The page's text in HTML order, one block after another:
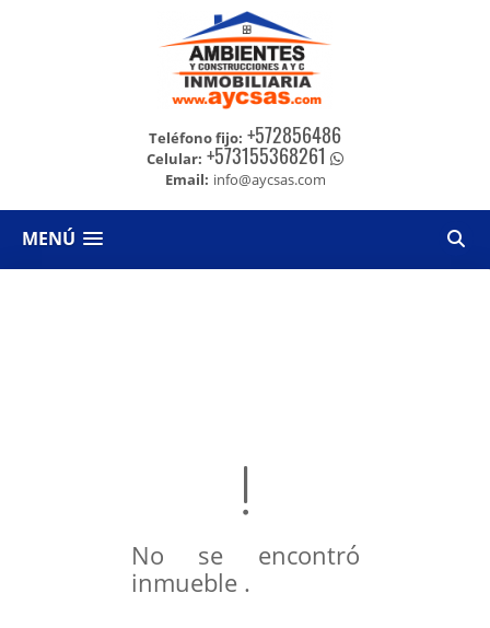
Teléfono fijo: +572856486
Celular: +573155368261
Email: info@aycsas.com
MENÚ
No se encontró
inmueble .